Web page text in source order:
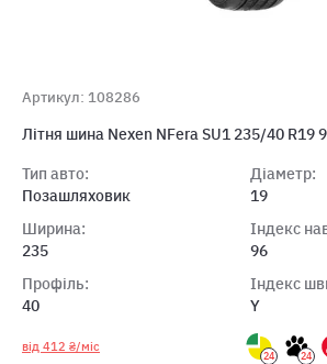
Артикул: 108286
Літня шина Nexen NFera SU1 235/40 R19
Тип авто:
Позашляховик
Ширина:
235
Профіль:
40
Діаметр:
19
Індекс
96
Індекс
Y
від 412 ₴/міс
24 24